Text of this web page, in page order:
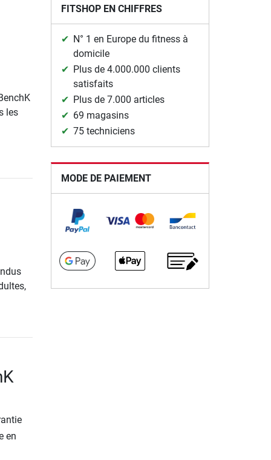
les
en
FITSHOP EN CHIFFRES
N° 1 en Europe du fitness à
domicile
Plus de 4.000.000 clients
satisfaits
Plus de 7.000 articles
69 magasins
75 techniciens
MODE DE PAIEMENT